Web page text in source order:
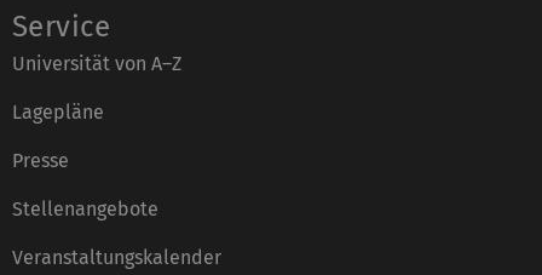
Service
Universität von A–Z
Lagepläne
Presse
Stellenangebote
Veranstaltungskalender